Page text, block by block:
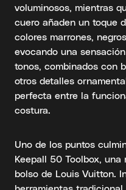
voluminosos, mientras
cuero añaden un toque
colores marrones,
evocando una
tonos, combinados con
otros detalles
perfecta entre la
costura.
Uno de los puntos
Keepall 50 Toolbox,
bolso de Louis Vuitton.